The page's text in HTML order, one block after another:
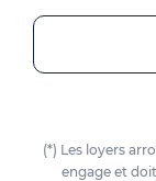
(*) Les loyers
engage et